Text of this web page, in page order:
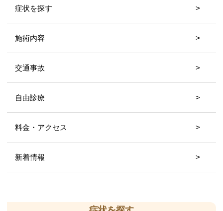
症状を探す
施術内容
交通事故
自由診療
料金・アクセス
新着情報